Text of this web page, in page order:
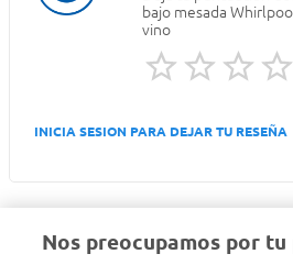
bajo mesada
vino
INICIA SESION PARA DEJAR TU RESEÑA
Nos preocupamos por tu